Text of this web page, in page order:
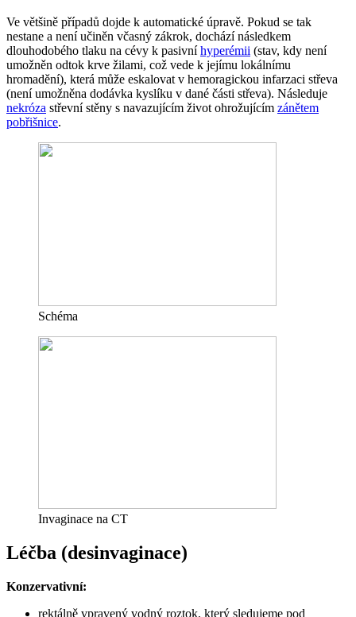
Ve většině případů dojde k automatické úpravě. Pokud se tak
nestane a není učiněn včasný zákrok, dochází následkem
dlouhodobého tlaku na cévy k pasivníhyperémii (stav, kdy není
umožněn odtok krve žilami, což vede k jejímu lokálnímu
hromadění), která může eskalovat v hemoragickou infarzaci střeva
(není umožněna dodávka kyslíku v dané části střeva). Následuje
nekróza střevní stěny s navazujícím život ohrožujícím zánětem
pobřišnice.
Schéma
Invaginace na CT
Léčba (desinvaginace)
Konzervativní:
rektálně vpravený vodný roztok, který sledujeme pod